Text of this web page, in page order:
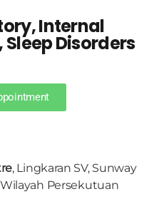
Internal
Disorders
, Lingkaran SV, Sunway
Persekutuan